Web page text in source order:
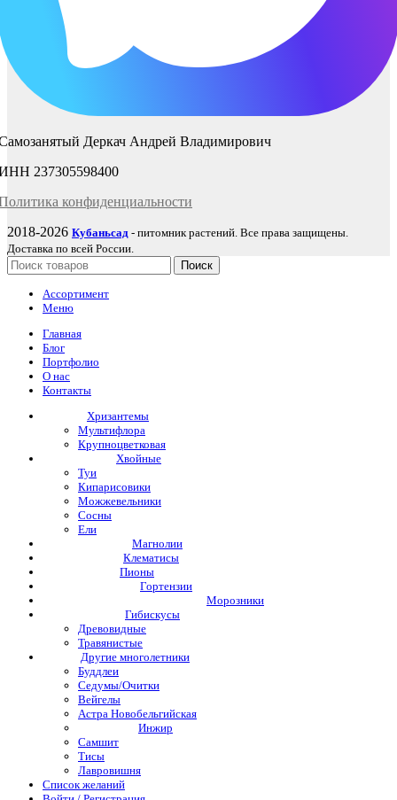
Деркач Андрей Владимирович
237305598400
конфиденциальности
2018-2026 Кубаньсад - питомник растений. Все права защищены.
Доставка по всей России.
Поиск
Ассортимент
Меню
Главная
Блог
Портфолио
О нас
Контакты
Хризантемы
Мультифлора
Крупноцветковая
Хвойные
Туи
Кипарисовики
Можжевельники
Сосны
Ели
Магнолии
Клематисы
Пионы
Гортензии
Морозники
Гибискусы
Древовидные
Травянистые
Другие многолетники
Буддлеи
Седумы/Очитки
Вейгелы
Астра Новобельгийская
Инжир
Самшит
Тисы
Лавровишня
Список желаний